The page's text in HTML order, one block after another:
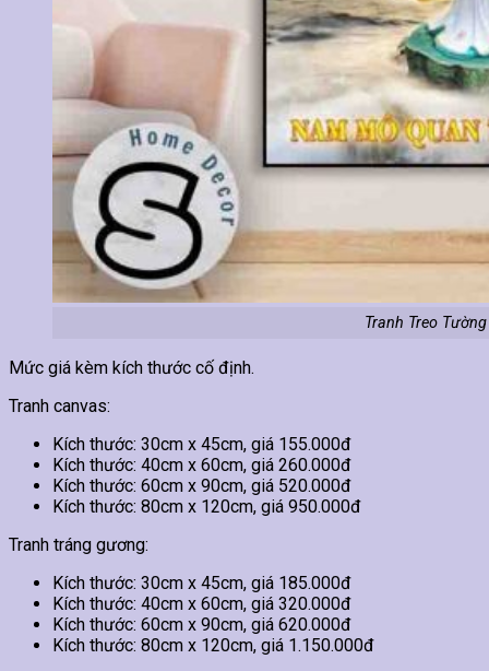
Tranh Treo
Mức giá kèm kích thước cố định.
Tranh canvas:
Kích thước: 30cm x 45cm, giá 155.000đ
Kích thước: 40cm x 60cm, giá 260.000đ
Kích thước: 60cm x 90cm, giá 520.000đ
Kích thước: 80cm x 120cm, giá 950.000đ
Tranh tráng gương:
Kích thước: 30cm x 45cm, giá 185.000đ
Kích thước: 40cm x 60cm, giá 320.000đ
Kích thước: 60cm x 90cm, giá 620.000đ
Kích thước: 80cm x 120cm, giá 1.150.000đ